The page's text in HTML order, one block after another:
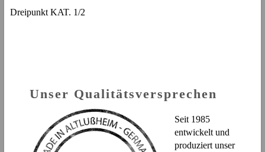
Dreipunkt KAT. 1/2
Unser Qualitätsversprechen
Seit 1985
entwickelt und
produziert unser